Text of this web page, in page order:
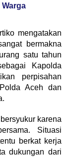
mengatakan
bermakna
satu tahun
Kapolda
perpisahan
Aceh dan
karena
Situasi
berkat kerja
dukungan dari